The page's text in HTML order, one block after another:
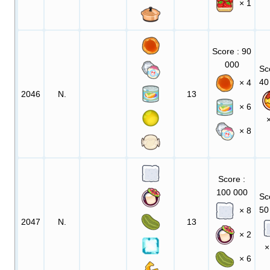
× 1
2046 N. 13
Score : 90
000
× 4
× 6
× 8
2047 N. 13
Score :
100 000
× 8
× 2
× 6